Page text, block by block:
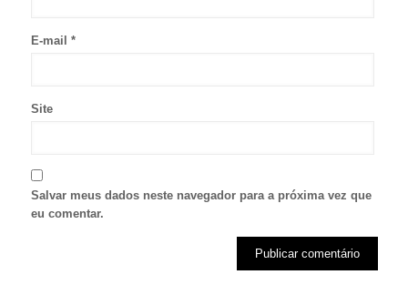
E-mail *
Site
Salvar meus dados neste navegador para a próxima vez que
eu comentar.